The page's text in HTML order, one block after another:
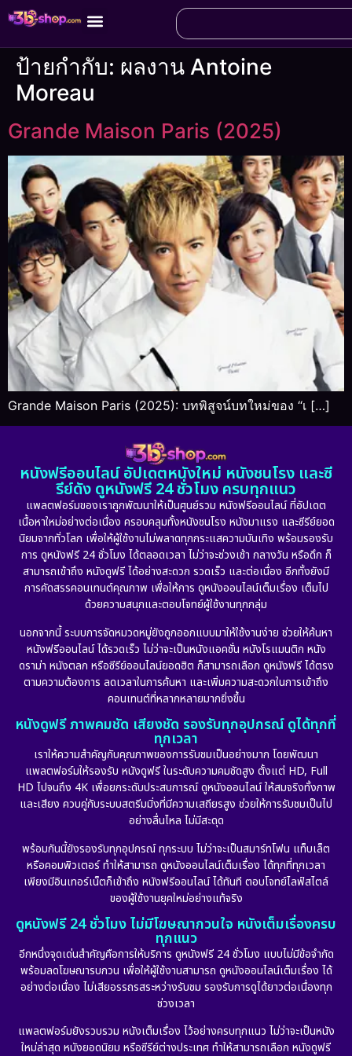
ป้ายกำกับ: ผลงาน Antoine
Moreau
Grande Maison Paris (2025)
Grande Maison Paris (2025): บทพิสูจน์บทใหม่ของ “เ […]
หนังฟรีออนไลน์ อัปเดตหนังใหม่ หนังชนโรง และซี
รีย์ดัง ดูหนังฟรี 24 ชั่วโมง ครบทุกแนว
แพลตฟอร์มของเราถูกพัฒนาให้เป็นศูนย์รวม หนังฟรีออนไลน์ ที่อัปเดต
เนื้อหาใหม่อย่างต่อเนื่อง ครอบคลุมทั้งหนังชนโรง หนังมาแรง และซีรีย์ยอด
นิยมจากทั่วโลก เพื่อให้ผู้ใช้งานไม่พลาดทุกกระแสความบันเทิง พร้อมรองรับ
การ ดูหนังฟรี 24 ชั่วโมง ได้ตลอดเวลา ไม่ว่าจะช่วงเช้า กลางวัน หรือดึก ก็
สามารถเข้าถึง หนังดูฟรี ได้อย่างสะดวก รวดเร็ว และต่อเนื่อง อีกทั้งยังมี
การคัดสรรคอนเทนต์คุณภาพ เพื่อให้การ ดูหนังออนไลน์เต็มเรื่อง เต็มไป
ด้วยความสนุกและตอบโจทย์ผู้ใช้งานทุกกลุ่ม
นอกจากนี้ ระบบการจัดหมวดหมู่ยังถูกออกแบบมาให้ใช้งานง่าย ช่วยให้ค้นหา
หนังฟรีออนไลน์ ได้รวดเร็ว ไม่ว่าจะเป็นหนังแอคชั่น หนังโรแมนติก หนัง
ดราม่า หนังตลก หรือซีรีย์ออนไลน์ยอดฮิต ก็สามารถเลือก ดูหนังฟรี ได้ตรง
ตามความต้องการ ลดเวลาในการค้นหา และเพิ่มความสะดวกในการเข้าถึง
คอนเทนต์ที่หลากหลายมากยิ่งขึ้น
หนังดูฟรี ภาพคมชัด เสียงชัด รองรับทุกอุปกรณ์ ดูได้ทุกที่
ทุกเวลา
เราให้ความสำคัญกับคุณภาพของการรับชมเป็นอย่างมาก โดยพัฒนา
แพลตฟอร์มให้รองรับ หนังดูฟรี ในระดับความคมชัดสูง ตั้งแต่ HD, Full
HD ไปจนถึง 4K เพื่อยกระดับประสบการณ์ ดูหนังออนไลน์ ให้สมจริงทั้งภาพ
และเสียง ควบคู่กับระบบสตรีมมิ่งที่มีความเสถียรสูง ช่วยให้การรับชมเป็นไป
อย่างลื่นไหล ไม่มีสะดุด
พร้อมกันนี้ยังรองรับทุกอุปกรณ์ ทุกระบบ ไม่ว่าจะเป็นสมาร์ทโฟน แท็บเล็ต
หรือคอมพิวเตอร์ ทำให้สามารถ ดูหนังออนไลน์เต็มเรื่อง ได้ทุกที่ทุกเวลา
เพียงมีอินเทอร์เน็ตก็เข้าถึง หนังฟรีออนไลน์ ได้ทันที ตอบโจทย์ไลฟ์สไตล์
ของผู้ใช้งานยุคใหม่อย่างแท้จริง
ดูหนังฟรี 24 ชั่วโมง ไม่มีโฆษณากวนใจ หนังเต็มเรื่องครบ
ทุกแนว
อีกหนึ่งจุดเด่นสำคัญคือการให้บริการ ดูหนังฟรี 24 ชั่วโมง แบบไม่มีข้อจำกัด
พร้อมลดโฆษณารบกวน เพื่อให้ผู้ใช้งานสามารถ ดูหนังออนไลน์เต็มเรื่อง ได้
อย่างต่อเนื่อง ไม่เสียอรรถรสระหว่างรับชม รองรับการดูได้ยาวต่อเนื่องทุก
ช่วงเวลา
แพลตฟอร์มยังรวบรวม หนังเต็มเรื่อง ไว้อย่างครบทุกแนว ไม่ว่าจะเป็นหนัง
ใหม่ล่าสุด หนังยอดนิยม หรือซีรีย์ต่างประเทศ ทำให้สามารถเลือก หนังดูฟรี